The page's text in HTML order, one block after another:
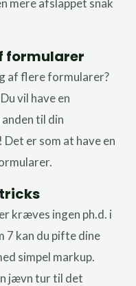
formularer
af flere formularer?
vil have en
til din
er som at have en
kræves ingen ph.d. i
7 kan du pifte dine
simpel markup.
jævn tur til det